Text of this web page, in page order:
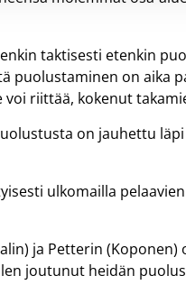
taktisesti etenkin
puolustaminen on aika
riittää, kokenut
on jauhettu
ulkomailla
ja Petterin
joutunut heidän